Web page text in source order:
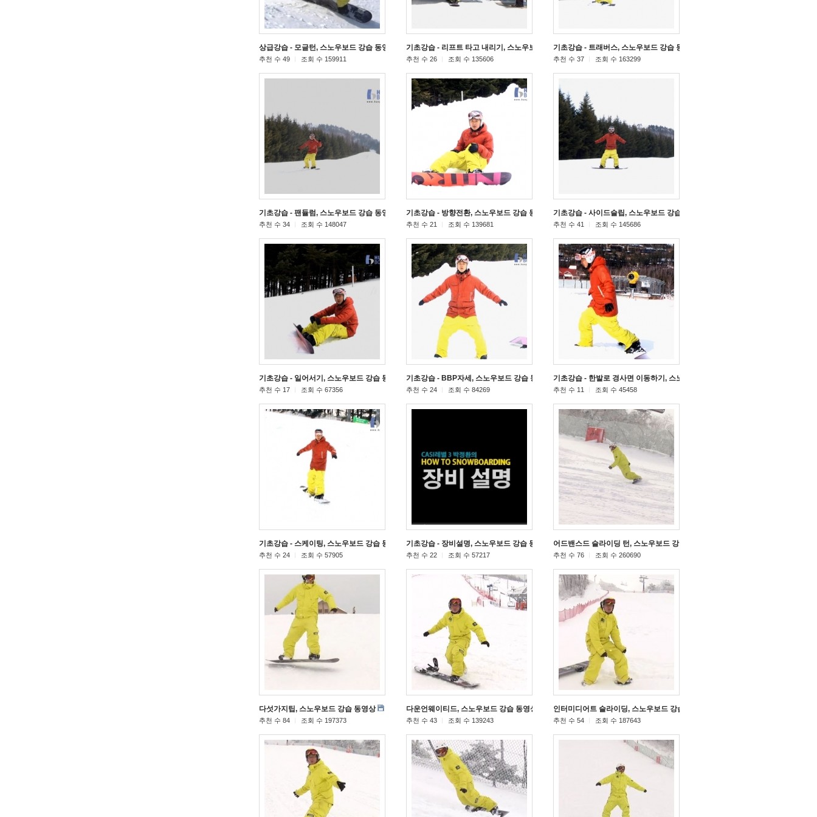
상급강습 - 모글턴, 스노우보드 강습 동영상 [124]
추천 수 49 조회 수 159911
기초강습 - 리프트 타고 내리기, 스노우보드 강습 동영상 [89]
추천 수 26 조회 수 135606
기초강습 - 트래버스, 스노우보드 강습 동영상
추천 수 37 조회 수 163299
기초강습 - 팬듈럼, 스노우보드 강습 동영상 [50]
추천 수 34 조회 수 148047
기초강습 - 방향전환, 스노우보드 강습 동영상 [35]
추천 수 21 조회 수 139681
기초강습 - 사이드슬립, 스노우보드 강습 동영상
추천 수 41 조회 수 145686
기초강습 - 일어서기, 스노우보드 강습 동영상 [28]
추천 수 17 조회 수 67356
기초강습 - BBP자세, 스노우보드 강습 동영상 [31]
추천 수 24 조회 수 84269
기초강습 - 한발로 경사면 이동하기, 스노우보드 강습 동영상
추천 수 11 조회 수 45458
기초강습 - 스케이팅, 스노우보드 강습 동영상 [31]
추천 수 24 조회 수 57905
기초강습 - 장비설명, 스노우보드 강습 동영상 [20]
추천 수 22 조회 수 57217
어드밴스드 슬라이딩 턴, 스노우보드 강습 동영상
추천 수 76 조회 수 260690
다섯가지팁, 스노우보드 강습 동영상
추천 수 84 조회 수 197373
다운언웨이티드, 스노우보드 강습 동영상 [86]
추천 수 43 조회 수 139243
인터미디어트 슬라이딩, 스노우보드 강습 동영상
추천 수 54 조회 수 187643